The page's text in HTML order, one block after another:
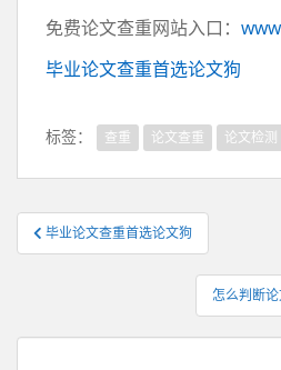
免费论文查重网站入口：
毕业论文查重首选论文狗
标签： 查重 论文查重 论文检测
文
章
毕业论文查重首选论文狗
怎么判断